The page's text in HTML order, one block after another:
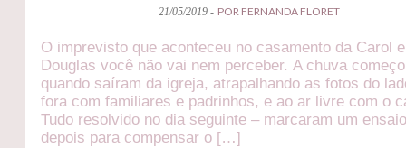
21/05/2019 - POR FERNANDA FLORET
O imprevisto que aconteceu no casamento da Carol e
Douglas você não vai nem perceber. A chuva
quando saíram da igreja, atrapalhando as fotos do
fora com familiares e padrinhos, e ao ar livre com o
Tudo resolvido no dia seguinte – marcaram um
depois para compensar o […]